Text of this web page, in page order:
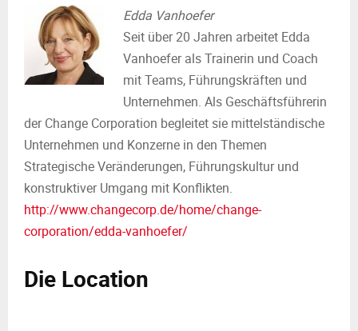
Edda Vanhoefer
Seit über 20 Jahren arbeitet Edda
Vanhoefer als Trainerin und Coach
mit Teams, Führungskräften und
Unternehmen. Als Geschäftsführerin
der Change Corporation begleitet sie mittelständische
Unternehmen und Konzerne in den Themen
Strategische Veränderungen, Führungskultur und
konstruktiver Umgang mit Konflikten.
http://www.changecorp.de/home/change-
corporation/edda-vanhoefer/
Die Location